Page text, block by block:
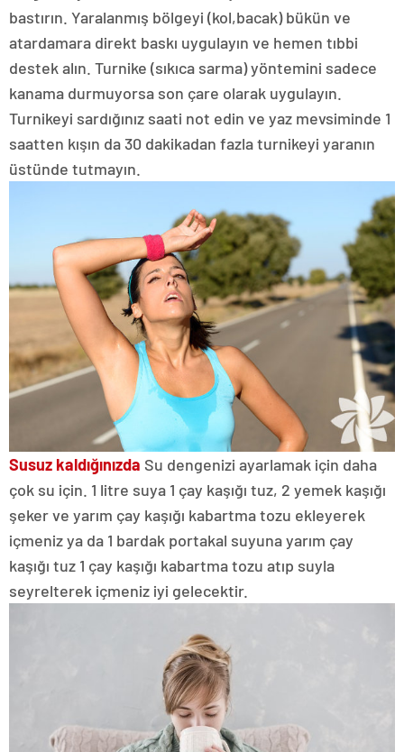
bastırın. Yaralanmış bölgeyi (kol,bacak) bükün ve
atardamara direkt baskı uygulayın ve hemen tıbbi
destek alın. Turnike (sıkıca sarma) yöntemini sadece
kanama durmuyorsa son çare olarak uygulayın.
Turnikeyi sardığınız saati not edin ve yaz mevsiminde 1
saatten kışın da 30 dakikadan fazla turnikeyi yaranın
üstünde tutmayın.
Susuz kaldığınızda Su dengenizi ayarlamak için daha
çok su için. 1 litre suya 1 çay kaşığı tuz, 2 yemek kaşığı
şeker ve yarım çay kaşığı kabartma tozu ekleyerek
içmeniz ya da 1 bardak portakal suyuna yarım çay
kaşığı tuz 1 çay kaşığı kabartma tozu atıp suyla
seyrelterek içmeniz iyi gelecektir.